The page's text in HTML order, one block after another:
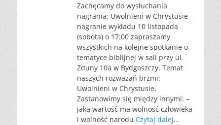
Zachęcamy do wysłuchania
nagrania: Uwolnieni w Chrystusie –
nagranie wykładu 10 listopada
(sobota) o 17:00 zapraszamy
wszystkich na kolejne spotkanie o
tematyce biblijnej w sali przy ul.
Zduny 10a w Bydgoszczy. Temat
naszych rozważań brzmi:
Uwolnieni w Chrystusie.
Zastanowimy się między innymi: –
jaką wartość ma wolność człowieka
i wolność narodu Czytaj dalej…